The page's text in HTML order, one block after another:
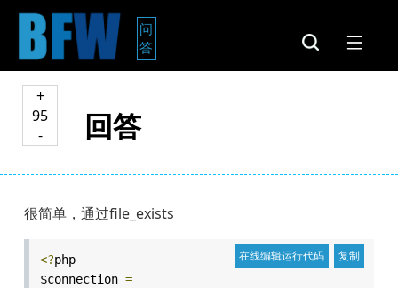
问
答
+
95
-
回答
很简单，通过file_exists
<?php
$connection =